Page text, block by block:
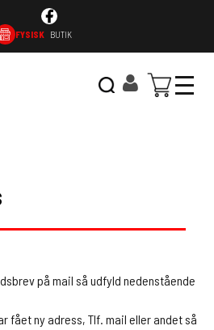
FYSISK BUTIK
BETINGELSER
på mail så udfyld nedenstående
fået ny adress, Tlf. mail eller andet så